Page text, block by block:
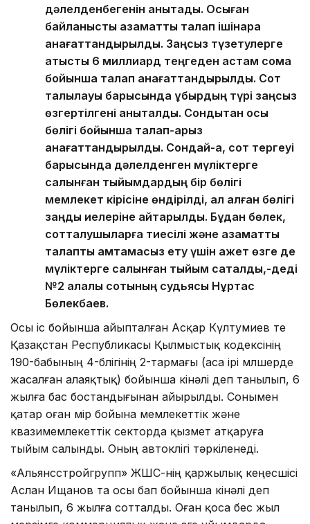
дәлелденбегенін анықтады. Осыған
байланысты азаматтық талап ішінара
қанағаттандырылды. Заңсыз түзетулерге
қатысты 6 миллиард теңгеден астам сома
бойынша талап қанағаттандырылды. Сот
талқылауы барысында құбырдың түрі заңсыз
өзгертілгені анықталды. Сондықтан осы
бөлігі бойынша талап-арыз
қанағаттандырылды. Сондай-ақ, сот тергеуі
барысында дәлелденген мүліктерге
салынған тыйымдардың бір бөлігі
мемлекет кірісіне өндірілді, ал қалған бөлігі
заңды иелеріне қайтарылды. Бұдан бөлек,
сотталушыларға тиесілі және азаматтық
талапты қамтамасыз ету үшін қажет өзге де
мүліктерге салынған тыйым сақталды,-деді
№2 қалалық сотының судьясы Нұртас
Бөлекбаев.
Осы іс бойынша айыпталған Асқар Күлтумиев те
Қазақстан Республикасы Қылмыстық кодексінің
190-бабының 4-бөлігінің 2-тармағы (аса ірі мөлшерде
жасалған алаяқтық) бойынша кінәлі деп танылып, 6
жылға бас бостандығынан айырылды. Сонымен
қатар оған өмір бойына мемлекеттік және
квазимемлекеттік секторда қызмет атқаруға
тыйым салынды. Оның автокөлігі тәркіленеді.
«Альянсстройгрупп» ЖШС-нің қаржылық кеңесшісі
Аслан Ищанов та осы бап бойынша кінәлі деп
танылып, 6 жылға сотталды. Оған қоса бес жыл